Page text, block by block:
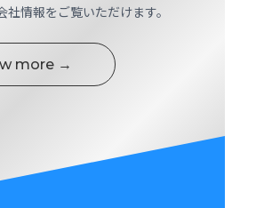
社情報をご覧いただけます。
more →